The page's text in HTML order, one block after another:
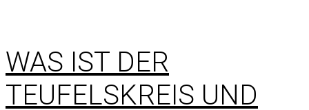
WAS IST DER
TEUFELSKREIS UND